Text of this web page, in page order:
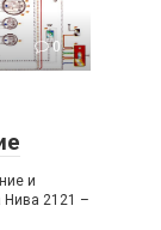
0
и
Нива 2121 –